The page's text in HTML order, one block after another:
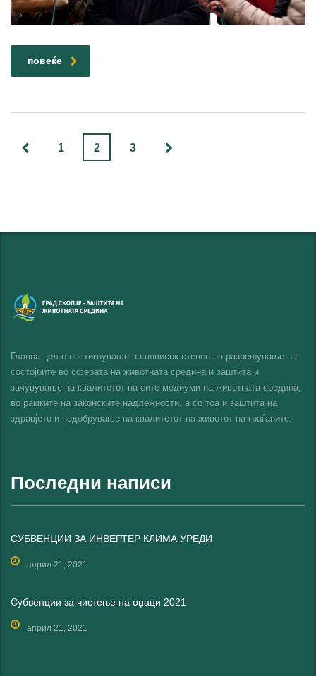
повеќе
1 2 3
Главна цел е постигнување на повисок степен на разрешување на
состојбите во сферата на животната средина и заштита и
зачувување на квалитетот на сите медиуми на животната средина,
во рамките на законските надлежности, а со тоа и заштита на
здравјето и подобрување на квалитетот на животот на граѓаните.
Последни написи
СУБВЕНЦИИ ЗА ИНВЕРТЕР КЛИМА УРЕДИ
април 21, 2021
Субвенции за чистење на оџаци 2021
април 21, 2021